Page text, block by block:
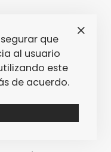
que
al usuario
este
de acuerdo.